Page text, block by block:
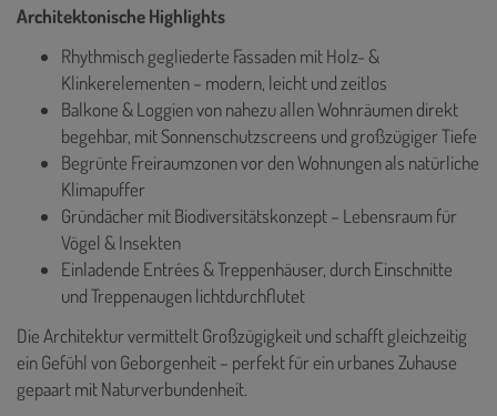
Architektonische Highlights
Rhythmisch gegliederte Fassaden mit Holz- &
Klinkerelementen – modern, leicht und zeitlos
Balkone & Loggien von nahezu allen Wohnräumen direkt
begehbar, mit Sonnenschutzscreens und großzügiger Tiefe
Begrünte Freiraumzonen vor den Wohnungen als natürliche
Klimapuffer
Gründächer mit Biodiversitätskonzept – Lebensraum für
Vögel & Insekten
Einladende Entrées & Treppenhäuser, durch Einschnitte
und Treppenaugen lichtdurchflutet
Die Architektur vermittelt Großzügigkeit und schafft gleichzeitig
ein Gefühl von Geborgenheit – perfekt für ein urbanes Zuhause
gepaart mit Naturverbundenheit.